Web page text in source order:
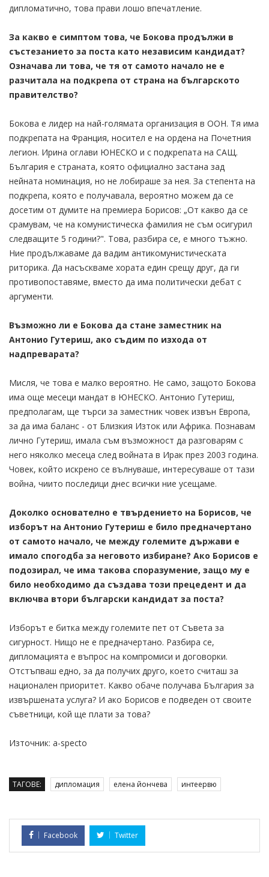
дипломатично, това прави лошо впечатление.
За какво е симптом това, че Бокова продължи в
състезанието за поста като независим кандидат?
Означава ли това, че тя от самото начало не е
разчитала на подкрепа от страна на българското
правителство?
Бокова е лидер на най-голямата организация в ООН. Тя има
подкрепата на Франция, носител е на ордена на Почетния
легион. Ирина оглави ЮНЕСКО и с подкрепата на САЩ.
България е страната, която официално застана зад
нейната номинация, но не лобираше за нея. За степента на
подкрепа, която е получавала, вероятно можем да се
досетим от думите на премиера Борисов: „От какво да се
срамувам, че на комунистическа фамилия не съм осигурил
следващите 5 години?". Това, разбира се, е много тъжно.
Ние продължаваме да вадим антикомунистическата
риторика. Да насъскваме хората един срещу друг, да ги
противопоставяме, вместо да има политически дебат с
аргументи.
Възможно ли е Бокова да стане заместник на
Антонио Гутериш, ако съдим по изхода от
надпреварата?
Мисля, че това е малко вероятно. Не само, защото Бокова
има още месеци мандат в ЮНЕСКО. Антонио Гутериш,
предполагам, ще търси за заместник човек извън Европа,
за да има баланс - от Близкия Изток или Африка. Познавам
лично Гутериш, имала съм възможност да разговарям с
него няколко месеца след войната в Ирак през 2003 година.
Човек, който искрено се вълнуваше, интересуваше от тази
война, чиито последици днес всички ние усещаме.
Доколко основателно е твърдението на Борисов, че
изборът на Антонио Гутериш е било предначертано
от самото начало, че между големите държави е
имало спогодба за неговото избиране? Ако Борисов е
подозирал, че има такова споразумение, защо му е
било необходимо да създава този прецедент и да
включва втори български кандидат за поста?
Изборът е битка между големите пет от Съвета за
сигурност. Нищо не е предначертано. Разбира се,
дипломацията е въпрос на компромиси и договорки.
Отстъпваш едно, за да получих друго, което считаш за
национален приоритет. Какво обаче получава България за
извършената услуга? И ако Борисов е подведен от своите
съветници, кой ще плати за това?
Източник: a-specto
ТАГОВЕ: дипломация елена йончева интеервю
Facebook Twitter